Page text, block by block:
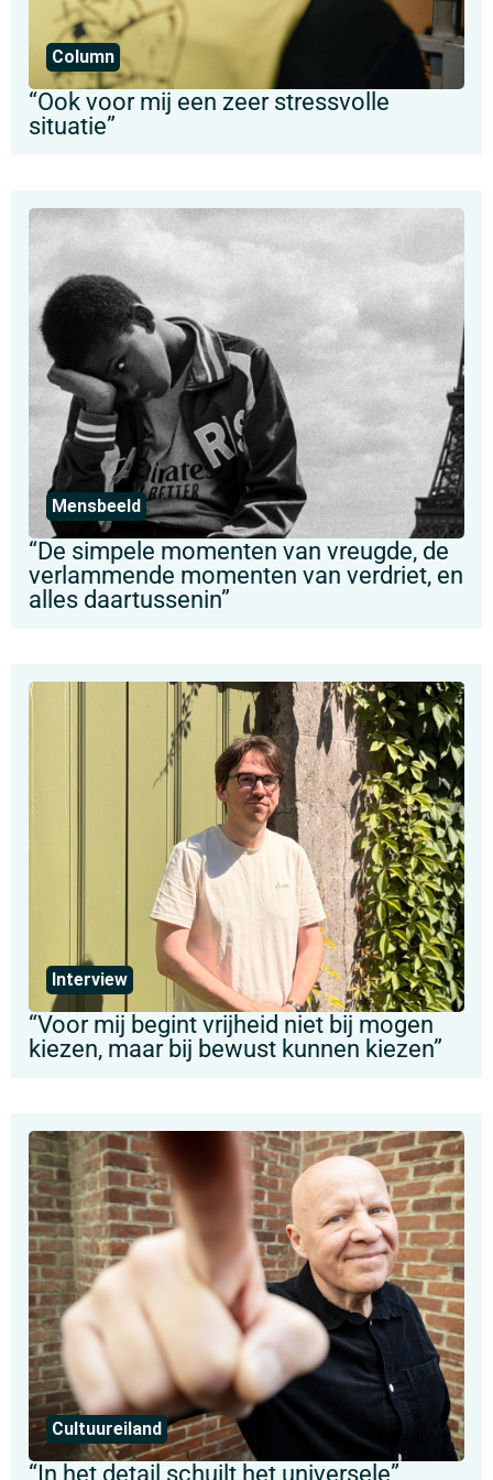
Column
“Ook voor mij een zeer stressvolle
situatie”
Mensbeeld
“De simpele momenten van vreugde, de
verlammende momenten van verdriet, en
alles daartussenin”
Interview
“Voor mij begint vrijheid niet bij mogen
kiezen, maar bij bewust kunnen kiezen”
Cultuureiland
“In het detail schuilt het universele”